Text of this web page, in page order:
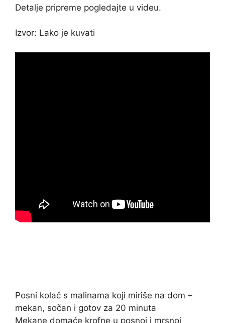
Detalje pripreme pogledajte u videu.
Izvor: Lako je kuvati
Posni kolač s malinama koji miriše na dom –
mekan, sočan i gotov za 20 minuta
Mekane domaće krofne u posnoj i mrsnoj